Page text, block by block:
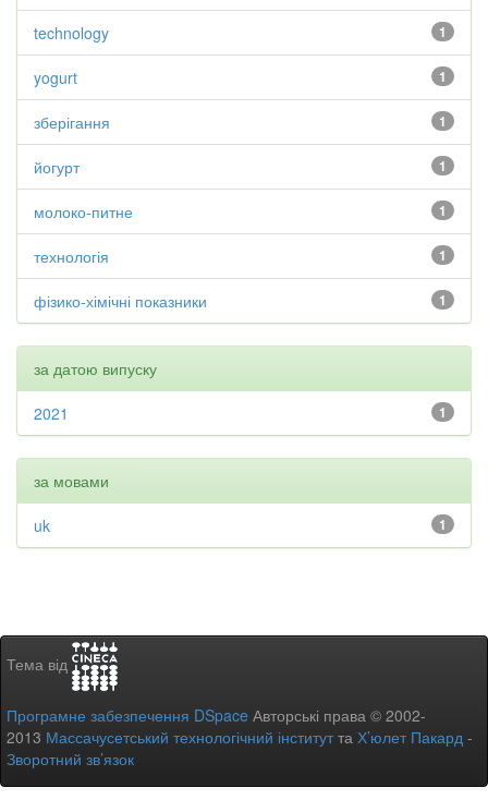
1
technology
1
yogurt
1
зберігання
1
йогурт
1
молоко-питне
1
технологія
1
фізико-хімічні показники
за датою випуску
1
2021
за мовами
1
uk
Тема від
Програмне забезпечення DSpace Авторські права © 2002-
2013 Массачусетський технологічний інститутта Х’юлет Пакард -
Зворотний зв’язок